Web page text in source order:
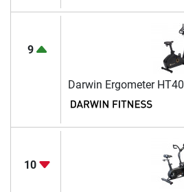
9
Darwin Ergometer HT40
10